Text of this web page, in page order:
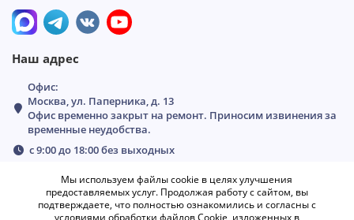
Наш адрес
Офис:
Москва, ул. Паперника, д. 13
Офис временно закрыт на ремонт. Приносим извинения за
временные неудобства.
с 9:00 до 18:00 без выходных
Мы используем файлы cookie в целях улучшения
предоставляемых услуг. Продолжая работу с сайтом, вы
подтверждаете, что полностью ознакомились и согласны с
условиями обработки файлов Cookie, изложенных в